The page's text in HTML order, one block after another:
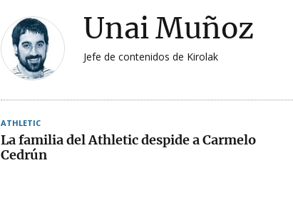
Unai Muñoz
Jefe de contenidos de Kirolak
ATHLETIC
La familia del Athletic despide a Carmelo
Cedrún